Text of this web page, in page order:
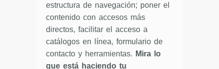
estructura de navegación; poner el
contenido con accesos más
directos, facilitar el acceso a
catálogos en línea, formulario de
contacto y herramientas. Mira lo
que está haciendo tu